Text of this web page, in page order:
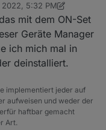
2022, 5:32 PM
Sep 18, 2022, 8:27 PM
mit dem ON-Set
Geräte Manager
ich mich mal in
deinstalliert.
implementiert jeder auf
aufweisen und weder der
haftbar gemacht
Art.